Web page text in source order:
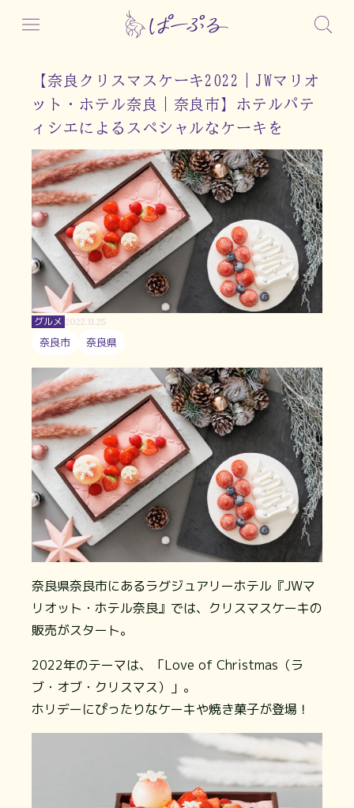
【奈良クリスマスケーキ2022｜JWマリオ
ット・ホテル奈良｜奈良市】ホテルパテ
ィシエによるスペシャルなケーキを
グルメ 2022.11.25
奈良市 奈良県
奈良県奈良市にあるラグジュアリーホテル『JWマ
リオット・ホテル奈良』では、クリスマスケーキの
販売がスタート。
2022年のテーマは、「Love of Christmas（ラ
ブ・オブ・クリスマス）」。
ホリデーにぴったりなケーキや焼き菓子が登場！